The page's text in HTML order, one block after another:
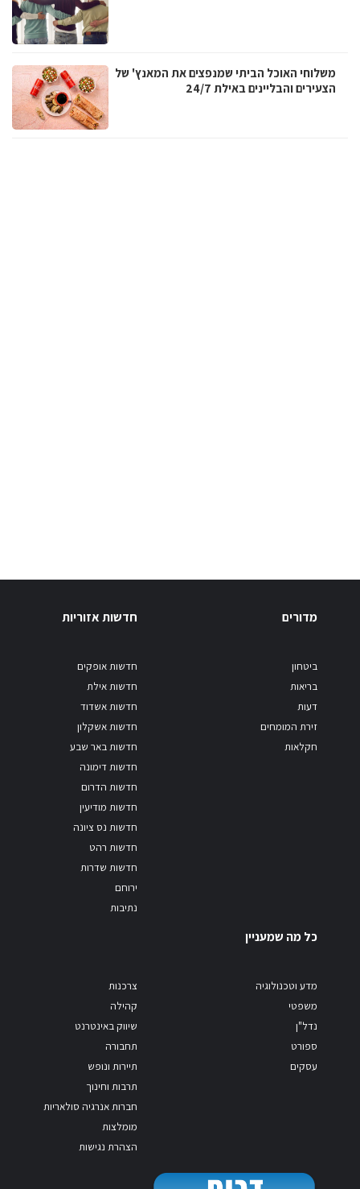
משלוחי האוכל הביתי שמנפצים את המאנץ' של
הצעירים והבליינים באילת 24/7
מדורים
ביטחון
בריאות
דעות
זירת המומחים
חקלאות
חדשות אזוריות
חדשות אופקים
חדשות אילת
חדשות אשדוד
חדשות אשקלון
חדשות באר שבע
חדשות דימונה
חדשות הדרום
חדשות מודיעין
חדשות נס ציונה
חדשות רהט
חדשות שדרות
ירוחם
נתיבות
כל מה שמעניין
מדע וטכנולוגיה
משפטי
נדל"ן
ספורט
עסקים
צרכנות
קהילה
שיווק באינטרנט
תחבורה
תיירות ונופש
תרבות וחינוך
חברות אנרגיה סולאריות
מומלצות
הצהרת נגישות